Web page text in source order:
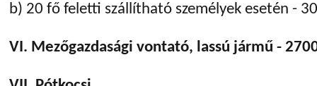
b) 20 fő feletti szállítható személyek esetén -
VI. Mezőgazdasági vontató, lassú jármű -